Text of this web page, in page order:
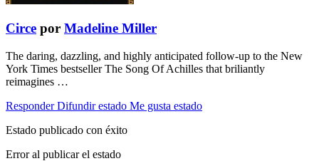
Circe por Madeline Miller
The daring, dazzling, and highly anticipated follow-up to the New
York Times bestseller The Song Of Achilles that briliantly
reimagines …
Responder Difundir estado Me gusta estado
Estado publicado con éxito
Error al publicar el estado